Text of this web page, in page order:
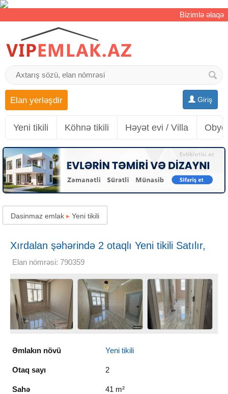
Bizimlə əlaqə
Giriş
Elan yerləşdir
Yeni tikili Köhnə tikili Həyət evi / Villa
Dasinmaz emlak ▸ Yeni tikili
Xırdalan şəhərində 2 otaqlı Yeni tikili Satılır,
41 m²
Elan nömrəsi: 790359
Əmlakın növü Yeni tikili
Otaq sayı 2
Sahə 41 m²